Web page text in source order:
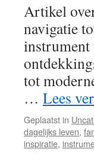
Artikel
navigatie
instrument
tot
… Lees
Geplaatst in
dagelijks leven,
inspiratie,